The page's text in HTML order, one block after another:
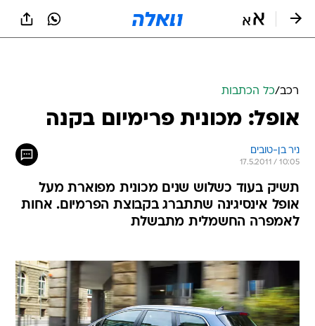
רכב/כל הכתבות
אופל: מכונית פרימיום בקנה
ניר בן-טובים
17.5.2011 / 10:05
תשיק בעוד כשלוש שנים מכונית מפוארת מעל
אופל אינסיגינה שתתברג בקבוצת הפרמיום. אחות
לאמפרה החשמלית מתבשלת